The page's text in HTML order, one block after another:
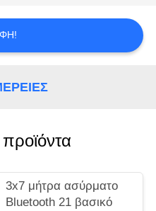
3x7 μήτρα ασύρματο
Bluetooth 21 βασικό